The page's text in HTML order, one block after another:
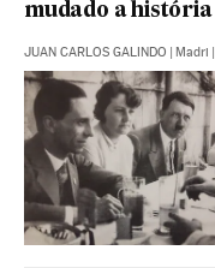
mudado a história
JUAN CARLOS GALINDO | Madri |